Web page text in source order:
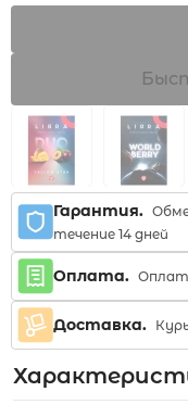
Гарантия.
течение 14 дней
Оплата.
Доставка.